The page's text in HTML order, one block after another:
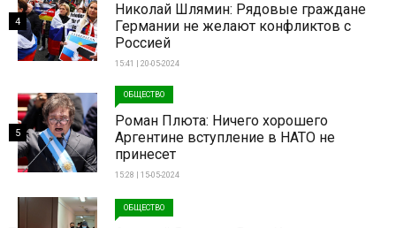
Николай Шлямин: Рядовые граждане
Германии не желают конфликтов с
Россией
15:41 | 20-05-2024
4
ОБЩЕСТВО
Роман Плюта: Ничего хорошего
Аргентине вступление в НАТО не
принесет
15:28 | 15-05-2024
5
ОБЩЕСТВО